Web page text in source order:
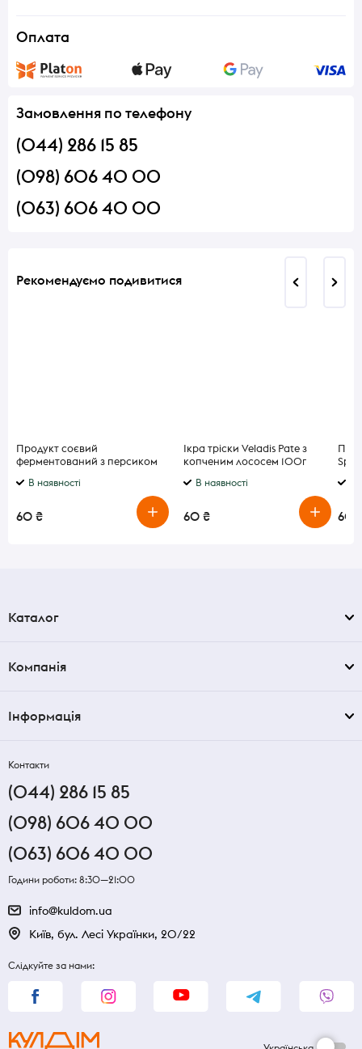
Оплата
Замовлення по телефону
(044) 286 15 85
(098) 606 40 00
(063) 606 40 00
Рекомендуємо подивитися
Продукт соєвий
ферментований з персиком
В наявності
60 ₴
Ікра тріски Veladis Pate з
копченим лососем 100г
В наявності
60 ₴ 60
Каталог
Компанія
Інформація
Контакти
(044) 286 15 85
(098) 606 40 00
(063) 606 40 00
Години роботи: 8:30—21:00
info@kuldom.ua
Київ, бул. Лесі Українки, 20/22
Слідкуйте за нами: